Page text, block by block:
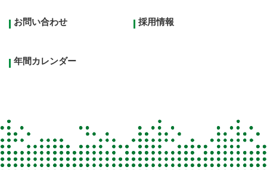
お問い合わせ 採用情報
年間カレンダー